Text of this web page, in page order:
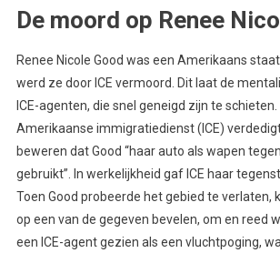
De moord op Renee
Renee Nicole Good was een Amerikaans
werd ze door ICE vermoord. Dit laat de
ICE-agenten, die snel geneigd zijn te
Amerikaanse immigratiedienst (ICE)
beweren dat Good “haar auto als wapen
gebruikt”. In werkelijkheid gaf ICE haar
Toen Good probeerde het gebied te verlaten,
op een van de gegeven bevelen, om en reed
een ICE-agent gezien als een vluchtpoging,